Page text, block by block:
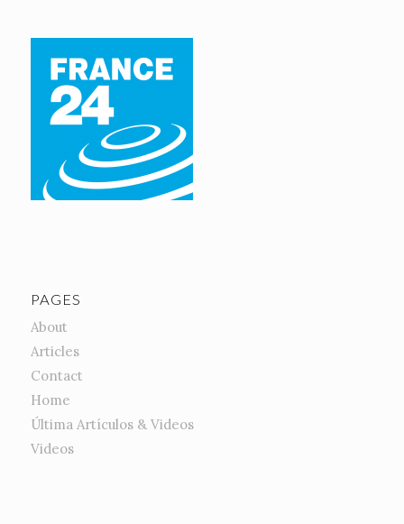
PAGES
About
Articles
Contact
Home
Última Artículos & Videos
Videos